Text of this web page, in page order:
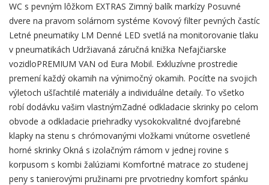
WC s pevným lôžkom EXTRAS Zimný balík markízy Posuvné
dvere na pravom solárnom systéme Kovový filter pevných častíc
Letné pneumatiky LM Denné LED svetlá na monitorovanie tlaku
v pneumatikách Udržiavaná záručná knižka Nefajčiarske
vozidloPREMIUM VAN od Eura Mobil. Exkluzívne prostredie
premení každý okamih na výnimočný okamih. Pocíťte na svojich
výletoch ušľachtilé materiály a individuálne detaily. To všetko
robí dodávku vašim vlastnýmZadné odkladacie skrinky po celom
obvode a odkladacie priehradky vysokokvalitné dvojfarebné
klapky na stenu s chrómovanými vložkami vnútorne osvetlené
horné skrinky Okná s izolačným rámom v jednej rovine s
korpusom s kombi žalúziami Komfortné matrace zo studenej
peny s tanierovými pružinami pre prvotriedny komfort spánku